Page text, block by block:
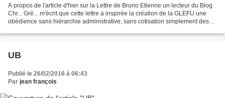
A propos de l'article d'hier sur la Lettre de Bruno Etienne un lecteur du Blog
Chr... Gré... m'écrit que cette lettre a inspirée la création de la GLEFU une
obédience sans hiérarchie administrative, sans cotisation simplement des
UB
Publié le 26/02/2016 à 06:43
Par jean françois